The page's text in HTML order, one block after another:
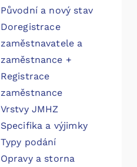
Původní a nový stav
Doregistrace
zaměstnavatele a
zaměstnance +
Registrace
zaměstnance
Vrstvy JMHZ
Specifika a výjimky
Typy podání
Opravy a storna